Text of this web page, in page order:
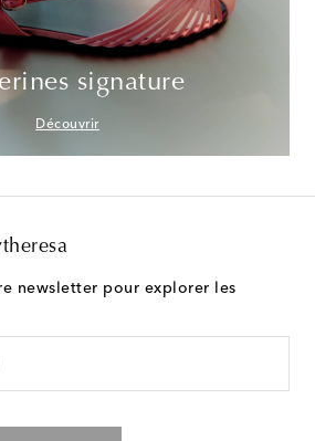
signature
Découvrir
newsletter pour explorer les